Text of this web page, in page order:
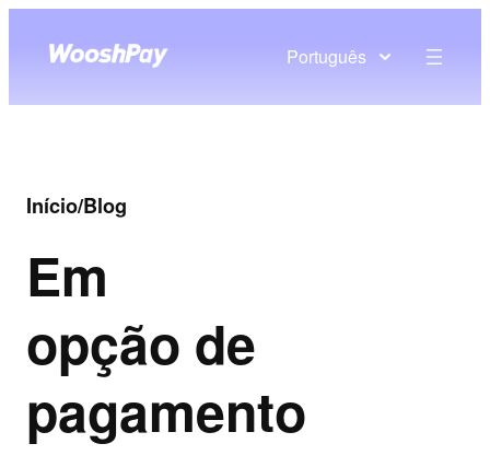
Português
Início/Blog
Em
opção de
pagamento